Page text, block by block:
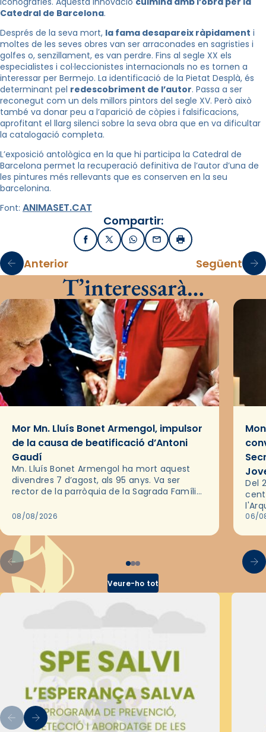
Catedral de Barcelona.
Després de la seva mort, la fama desapareix ràpidament i
moltes de les seves obres van ser arraconades en sagristies i
golfes o, senzillament, es van perdre. Fins al segle XX els
especialistes i col·leccionistes internacionals no es tornen a
interessar per Bermejo. La identificació de la Pietat Desplà, és
determinant pel redescobriment de l’autor. Passa a ser
reconegut com un dels millors pintors del segle XV. Però això
també va donar peu a l’aparició de còpies i falsificacions,
aprofitant el llarg silenci sobre la seva obra que en va dificultar
la catalogació completa.
L’exposició antològica en la que hi participa la Catedral de
Barcelona permet la recuperació definitiva de l’autor d’una de
les pintures més rellevants que es conserven en la seu
barcelonina.
Font: ANIMASET.CAT
Compartir:
FacebookX / TwitterWhatsApp
EmailImprimir
Anterior Següent
T’interessarà…
Mor Mn. Lluís Bonet Armengol, impulsor
de la causa de beatificació d’Antoni
Gaudí
Mn. Lluís Bonet Armengol ha mort aquest
divendres 7 d’agost, als 95 anys. Va ser
rector de la parròquia de la Sagrada Família
2018,…
08/08/2026
Del
les
06/
Veure-ho tot